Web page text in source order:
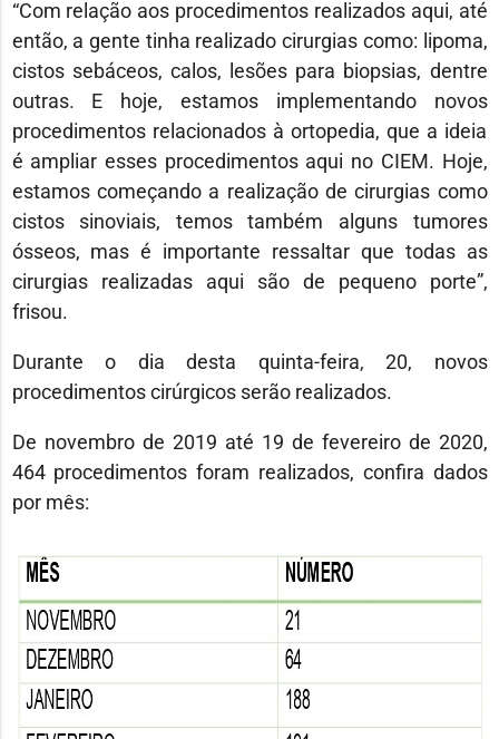
“Com relação aos procedimentos realizados aqui, até
então, a gente tinha realizado cirurgias como: lipoma,
cistos sebáceos, calos, lesões para biopsias, dentre
outras. E hoje, estamos implementando novos
procedimentos relacionados à ortopedia, que a ideia
é ampliar esses procedimentos aqui no CIEM. Hoje,
estamos começando a realização de cirurgias como
cistos sinoviais, temos também alguns tumores
ósseos, mas é importante ressaltar que todas as
cirurgias realizadas aqui são de pequeno porte”,
frisou.
Durante o dia desta quinta-feira, 20, novos
procedimentos cirúrgicos serão realizados.
De novembro de 2019 até 19 de fevereiro de 2020,
464 procedimentos foram realizados, confira dados
por mês: